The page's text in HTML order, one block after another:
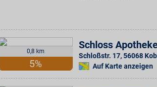
0,8 km
5%
Schloss
Schloßstr. 17,56068
Auf Karte anzeigen